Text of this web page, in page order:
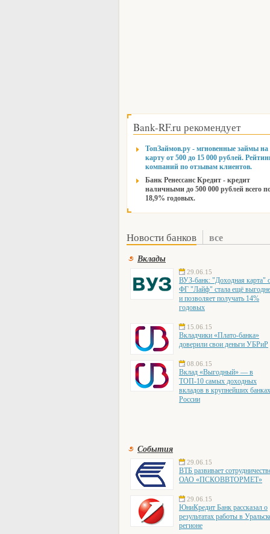
Bank-RF.ru рекомендует
ТопЗаймов.ру - мгновенные займы на
карту от 500 до 15 000 рублей.
компаний по отзывам клиентов.
Банк Ренессанс Кредит - кредит
наличными до 500 000 рублей всего
18,9% годовых.
Новости банков все
Вклады
29.06.15
ВУЗ-банк: "Доходная карта"
ФГ "Лайф" стала ещё
и позволяет получать 14%
годовых
15.06.15
Вкладчики «Плато-банка»
доверили свои деньги УБРиР
08.06.15
Вклад «Выгодный» — в
ТОП-10 самых доходных
вкладов в крупнейших банках
России
События
29.06.15
ВТБ развивает
ОАО «ПСКОВВТОРМЕТ»
29.06.15
ЮниКредит Банк рассказал о
результатах работы в
регионе